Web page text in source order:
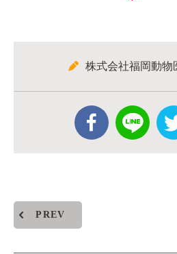
株式会社福岡動物
PREV